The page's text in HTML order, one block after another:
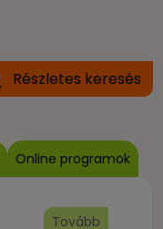
Részletes keresés
Online programok
Tovább